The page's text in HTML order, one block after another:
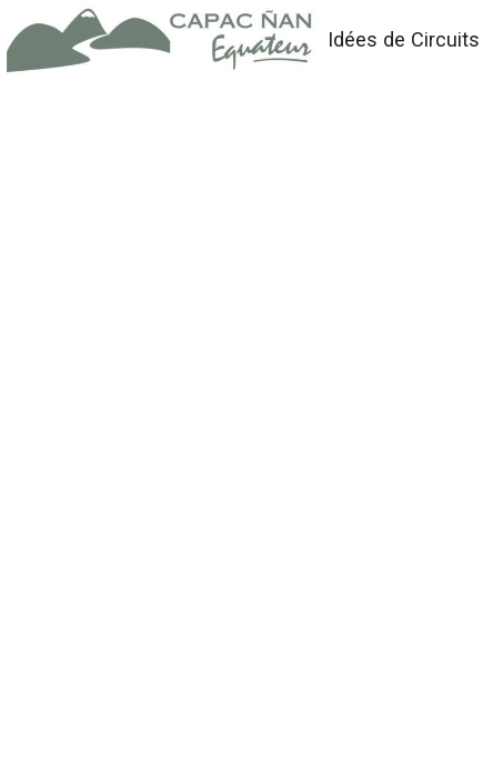
Idées de Circuits